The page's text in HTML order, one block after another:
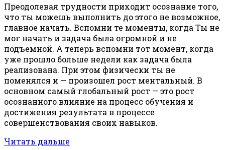
Преодолевая трудности приходит осознание того,
что ты можешь выполнить до этого не возможное,
главное начать. Вспомни те моменты, когда Ты не
мог начать и задача была огромной и не
подъемной. А теперь вспомни тот момент, когда
уже прошло больше недели как задача была
реализована. При этом физически ты не
поменялся и — произошел рост ментальный. В
основном самый глобальный рост — это рост
осознанного влияние на процесс обучения и
достижения результата в процессе
совершенствования своих навыков.
Читать дальше